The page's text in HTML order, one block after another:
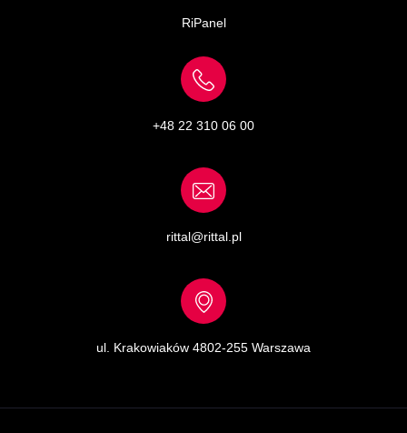
RiPanel
+48 22 310 06 00
rittal@rittal.pl
ul. Krakowiaków 4802-255 Warszawa